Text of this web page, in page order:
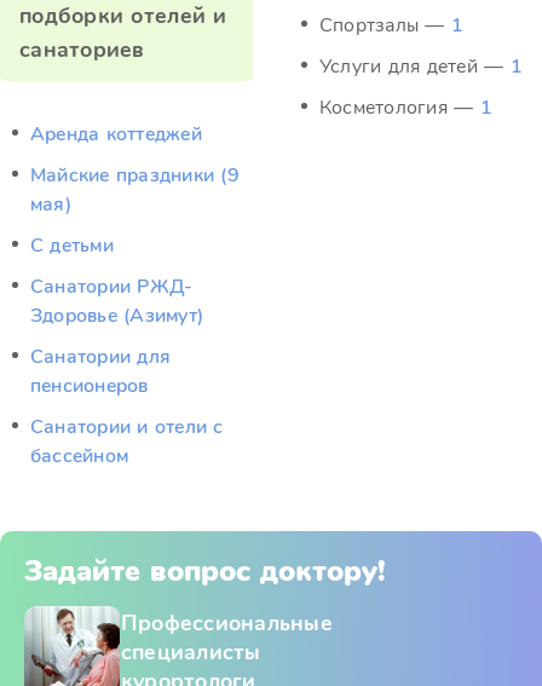
подборки отелей и
санаториев
Аренда коттеджей
Майские праздники (9
мая)
С детьми
Санатории РЖД-
Здоровье (Азимут)
Санатории для
пенсионеров
Санатории и отели с
бассейном
Спортзалы — 1
Услуги для детей — 1
Косметология — 1
Задайте вопрос доктору!
Профессиональные
специалисты